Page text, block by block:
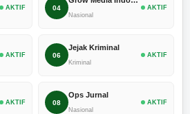
AKTIF 04
Nasional
AKTIF
AKTIF 06
Jejak Kriminal
Kriminal
AKTIF
AKTIF 08
Ops Jurnal
Nasional
AKTIF